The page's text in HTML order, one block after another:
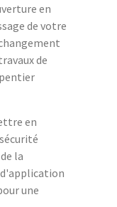
en
de votre
de
en
la
d'application
une